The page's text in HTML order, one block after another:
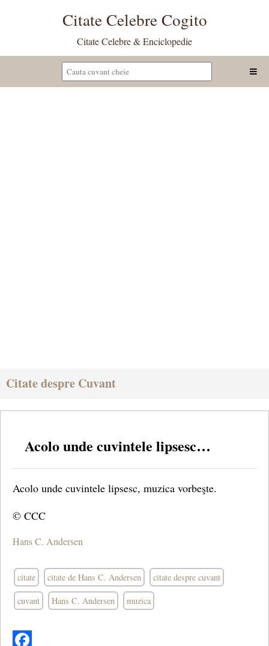
Citate Celebre Cogito
Citate Celebre & Enciclopedie
Citate despre Cuvant
Acolo unde cuvintele lipsesc…
Acolo unde cuvintele lipsesc, muzica vorbeşte.
© CCC
Hans C. Andersen
citate citate de Hans C. Andersen citate despre cuvant
cuvant Hans C. Andersen muzica